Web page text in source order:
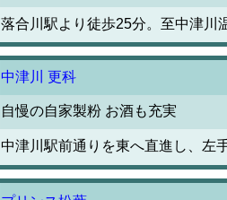
落合川駅より徒歩25分。至中津川
中津川 更科
自慢の自家製粉 お酒も充実
中津川駅前通りを東へ直進し、左